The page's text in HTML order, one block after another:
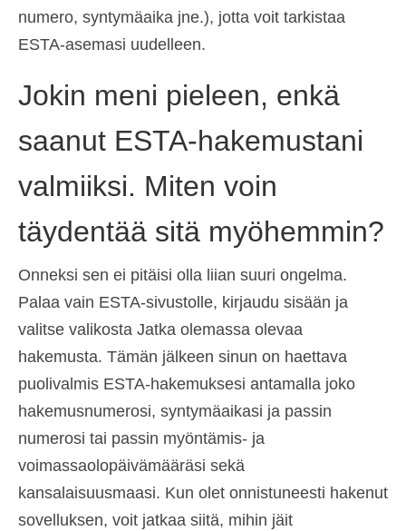
numero, syntymäaika jne.), jotta voit tarkistaa
ESTA-asemasi uudelleen.
Jokin meni pieleen, enkä
saanut ESTA-hakemustani
valmiiksi. Miten voin
täydentää sitä myöhemmin?
Onneksi sen ei pitäisi olla liian suuri ongelma.
Palaa vain ESTA-sivustolle, kirjaudu sisään ja
valitse valikosta Jatka olemassa olevaa
hakemusta. Tämän jälkeen sinun on haettava
puolivalmis ESTA-hakemuksesi antamalla joko
hakemusnumerosi, syntymäaikasi ja passin
numerosi tai passin myöntämis- ja
voimassaolopäivämääräsi sekä
kansalaisuusmaasi. Kun olet onnistuneesti hakenut
sovelluksen, voit jatkaa siitä, mihin jäit